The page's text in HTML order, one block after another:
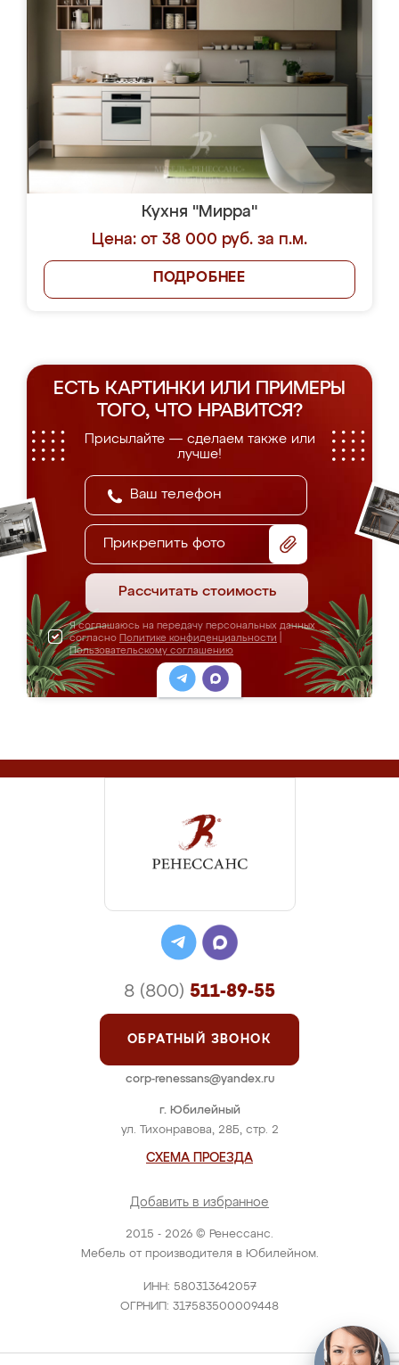
Кухня "Мирра"
Цена: от 38 000 руб. за п.м.
ПОДРОБНЕЕ
ЕСТЬ КАРТИНКИ ИЛИ ПРИМЕРЫ
ТОГО, ЧТО НРАВИТСЯ?
Присылайте — сделаем также или
лучше!
Прикрепить фото
Рассчитать стоимость
Я соглашаюсь на передачу персональных данных
согласно Политике конфиденциальности
Пользовательскому соглашению
2015 - 2026 © Ренессанс.
Мебель от производителя в Юбилейном.
ИНН: 580313642057
ОГРНИП: 317583500009448
г. Юбилейный
ул. Тихонравова, 28Б, стр. 2
СХЕМА ПРОЕЗДА
Добавить в избранное
8 (800) 511-89-55
ОБРАТНЫЙ ЗВОНОК
corp-renessans@yandex.ru